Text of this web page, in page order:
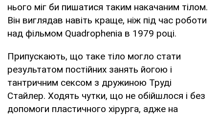
нього міг би пишатися таким накачаним тілом.
Він виглядав навіть краще, ніж під час роботи
над фільмом Quadrophenia в 1979 році.
Припускають, що таке тіло могло стати
результатом постійних занять йогою і
тантричним сексом з дружиною Труді
Стайлер. Ходять чутки, що не обійшлося і без
допомоги пластичного хірурга, адже на